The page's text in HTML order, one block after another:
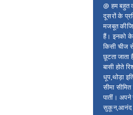
@ हम बहुत
दूसरों के
मजबूत
हैं। इनको
किसी चीज
छूटता जाता
बासी होते
धूप,थोड़ा
सीमा
पातीं। अपने
सुकून,आनंद